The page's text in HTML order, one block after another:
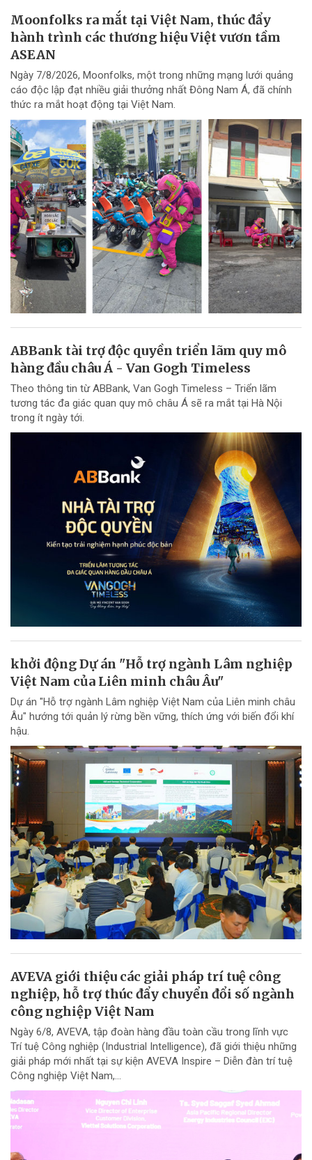
Moonfolks ra mắt tại Việt Nam, thúc đẩy
hành trình các thương hiệu Việt vươn tầm
ASEAN
Ngày 7/8/2026, Moonfolks, một trong những mạng lưới quảng
cáo độc lập đạt nhiều giải thưởng nhất Đông Nam Á, đã chính
thức ra mắt hoạt động tại Việt Nam.
ABBank tài trợ độc quyền triển lãm quy mô
hàng đầu châu Á - Van Gogh Timeless
Theo thông tin từ ABBank, Van Gogh Timeless – Triển lãm
tương tác đa giác quan quy mô châu Á sẽ ra mắt tại Hà Nội
trong ít ngày tới.
khởi động Dự án "Hỗ trợ ngành Lâm nghiệp
Việt Nam của Liên minh châu Âu"
Dự án "Hỗ trợ ngành Lâm nghiệp Việt Nam của Liên minh châu
Âu" hướng tới quản lý rừng bền vững, thích ứng với biến đổi khí
hậu.
AVEVA giới thiệu các giải pháp trí tuệ công
nghiệp, hỗ trợ thúc đẩy chuyển đổi số ngành
công nghiệp Việt Nam
Ngày 6/8, AVEVA, tập đoàn hàng đầu toàn cầu trong lĩnh vực
Trí tuệ Công nghiệp (Industrial Intelligence), đã giới thiệu những
giải pháp mới nhất tại sự kiện AVEVA Inspire – Diễn đàn trí tuệ
Công nghiệp Việt Nam,...